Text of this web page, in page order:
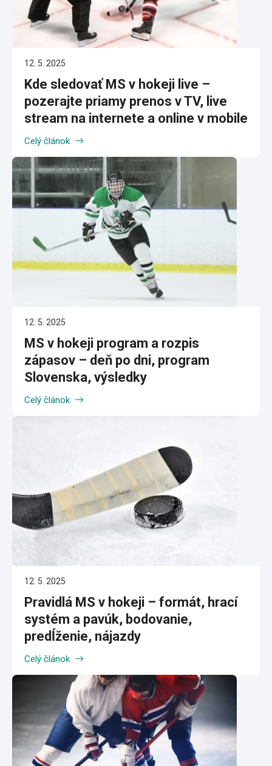
12. 5. 2025
Kde sledovať MS v hokeji live –
pozerajte priamy prenos v TV, live
stream na internete a online v mobile
Celý článok
12. 5. 2025
MS v hokeji program a rozpis
zápasov – deň po dni, program
Slovenska, výsledky
Celý článok
12. 5. 2025
Pravidlá MS v hokeji – formát, hrací
systém a pavúk, bodovanie,
predĺženie, nájazdy
Celý článok